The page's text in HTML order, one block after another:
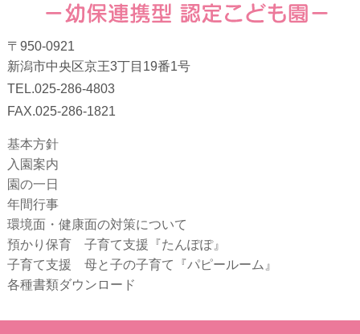
〒950-0921
新潟市中央区京王3丁目19番1号
TEL.025-286-4803
FAX.025-286-1821
基本方針
入園案内
園の一日
年間行事
環境面・健康面の対策について
預かり保育 子育て支援『たんぽぽ』
子育て支援 母と子の子育て『パピールーム』
各種書類ダウンロード